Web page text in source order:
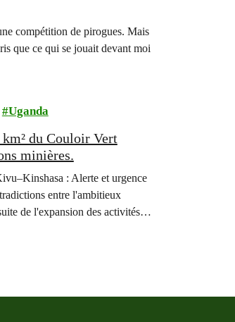
compétition de pirogues. Mais
que ce qui se jouait devant moi
Uganda
du Couloir Vert
minières.
: Alerte et urgence
entre l'ambitieux
de l'expansion des activités